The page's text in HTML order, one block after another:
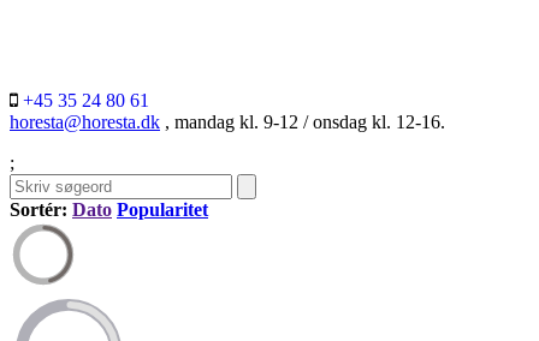
+45 35 24 80 61
horesta@horesta.dk , mandag kl. 9-12 / onsdag kl. 12-16.
;
Sortér: Dato Popularitet